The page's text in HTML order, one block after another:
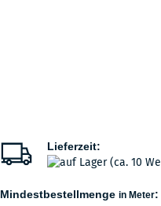
Lieferzeit:
Mindestbestellmenge in Meter: